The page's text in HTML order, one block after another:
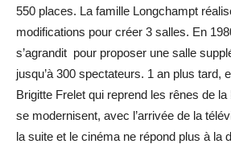
550 places. La famille Longchampt
modifications pour créer 3 salles. En
s’agrandit pour proposer une salle
jusqu’à 300 spectateurs. 1 an plus tard,
Brigitte Frelet qui reprend les rênes de
se modernisent, avec l’arrivée de la
la suite et le cinéma ne répond plus à la